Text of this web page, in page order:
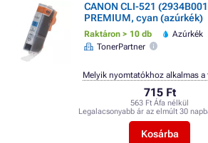
CANON CLI-521
PREMIUM, cyan (azúrkék)
Raktáron > 10 db Azúrkék
TonerPartner
715 Ft
563 Ft Áfa nélkül
Legalacsonyabb ár az elmúlt 30
Kosárba
Melyik nyomtatókhoz alkalmas a